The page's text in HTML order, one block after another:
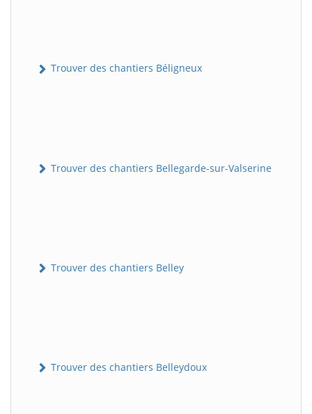
Trouver des chantiers Béligneux
Trouver des chantiers Bellegarde-sur-Valserine
Trouver des chantiers Belley
Trouver des chantiers Belleydoux